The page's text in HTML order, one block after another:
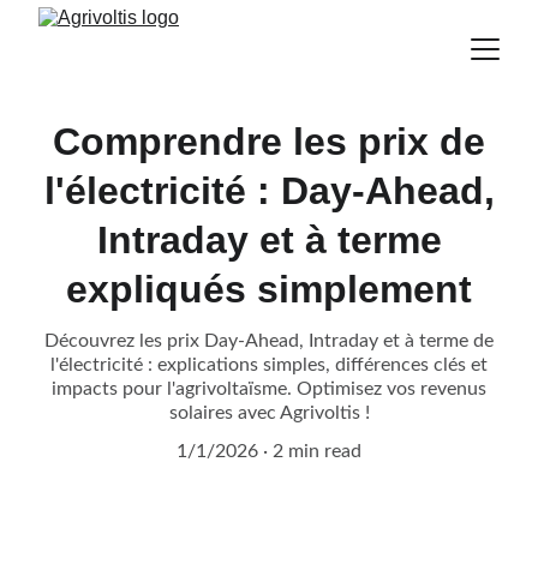
Comprendre les prix de
l'électricité : Day-Ahead,
Intraday et à terme
expliqués simplement
Découvrez les prix Day-Ahead, Intraday et à terme de
l'électricité : explications simples, différences clés et
impacts pour l'agrivoltaïsme. Optimisez vos revenus
solaires avec Agrivoltis !
1/1/2026
2 min read